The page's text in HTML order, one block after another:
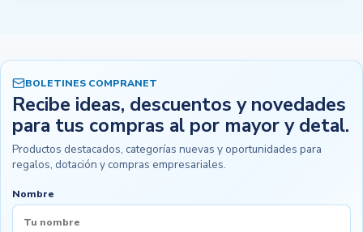
BOLETINES COMPRANET
Recibe ideas, descuentos y novedades
para tus compras al por mayor y detal.
Productos destacados, categorías nuevas y oportunidades para
regalos, dotación y compras empresariales.
Nombre